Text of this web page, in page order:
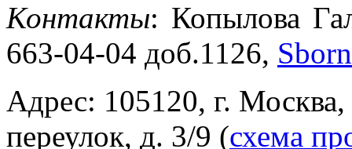
Контакты: Копылова
663-04-04 доб.1126,
Адрес: 105120, г.
переулок, д. 3/9 (схема